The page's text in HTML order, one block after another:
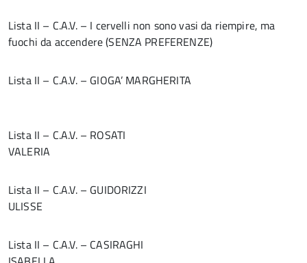
Lista II – C.A.V. – I cervelli non sono vasi da riempire, ma
fuochi da accendere (SENZA PREFERENZE)
Lista II – C.A.V. – GIOGA’ MARGHERITA
Lista II – C.A.V. – ROSATI
VALERIA
Lista II – C.A.V. – GUIDORIZZI
ULISSE
Lista II – C.A.V. – CASIRAGHI